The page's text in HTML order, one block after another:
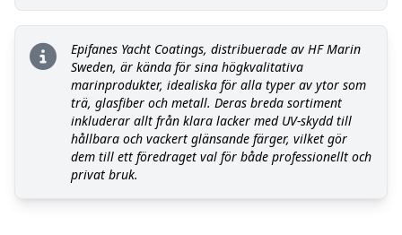
Epifanes Yacht Coatings, distribuerade av HF Marin
Sweden, är kända för sina högkvalitativa
marinprodukter, idealiska för alla typer av ytor som
trä, glasfiber och metall. Deras breda sortiment
inkluderar allt från klara lacker med UV-skydd till
hållbara och vackert glänsande färger, vilket gör
dem till ett föredraget val för både professionellt och
privat bruk.